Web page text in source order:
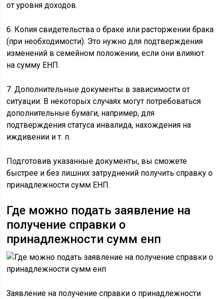
от уровня доходов.
6. Копия свидетельства о браке или расторжении брака
(при необходимости). Это нужно для подтверждения
изменений в семейном положении, если они влияют
на сумму ЕНП.
7. Дополнительные документы в зависимости от
ситуации. В некоторых случаях могут потребоваться
дополнительные бумаги, например, для
подтверждения статуса инвалида, нахождения на
иждивении и т. п.
Подготовив указанные документы, вы сможете
быстрее и без лишних затруднений получить справку о
принадлежности сумм ЕНП.
Где можно подать заявление на
получение справки о
принадлежности сумм енп
Заявление на получение справки о принадлежности